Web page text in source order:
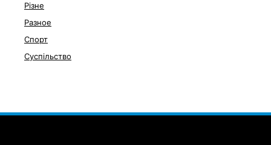
Різне
Разное
Спорт
Суспільство